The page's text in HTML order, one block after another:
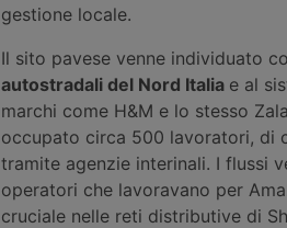
gestione locale.
Il sito pavese venne individuato
autostradali del Nord Italia e al
marchi come H&M e lo stesso
occupato circa 500 lavoratori, di
tramite agenzie interinali. I flussi
operatori che lavoravano per
cruciale nelle reti distributive di